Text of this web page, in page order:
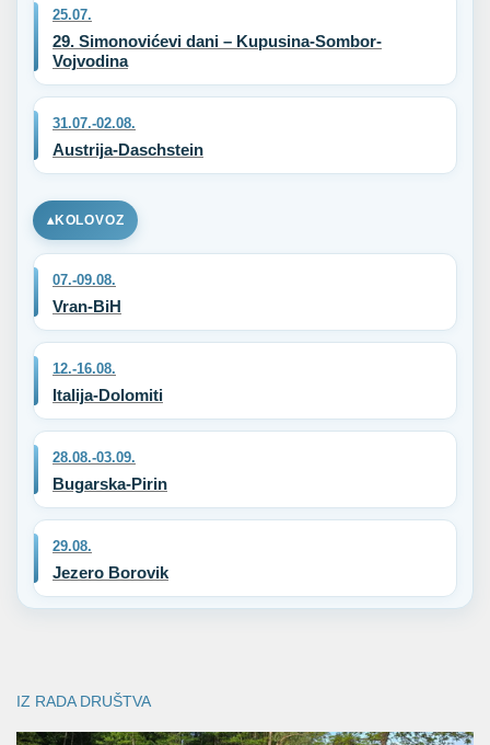
25.07.
29. Simonovićevi dani – Kupusina-Sombor-
Vojvodina
31.07.-02.08.
Austrija-Daschstein
KOLOVOZ
07.-09.08.
Vran-BiH
12.-16.08.
Italija-Dolomiti
28.08.-03.09.
Bugarska-Pirin
29.08.
Jezero Borovik
IZ RADA DRUŠTVA